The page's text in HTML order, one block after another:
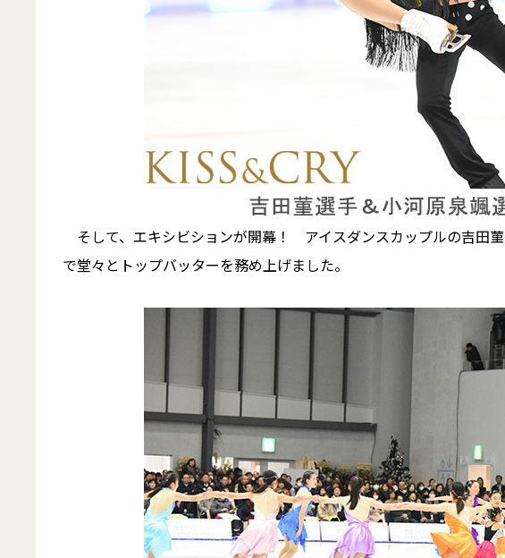
そして、エキシビションが開幕！ アイスダンスカップルの吉田
で堂々とトップバッターを務め上げました。